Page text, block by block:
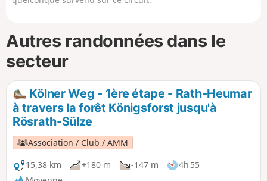
Autres randonnées dans le
secteur
Kölner Weg - 1ère étape - Rath-Heumar
à travers la forêt Königsforst jusqu'à
Rösrath-Sülze
Association / Club / AMM
15,38 km
+180 m -147 m
4h 55